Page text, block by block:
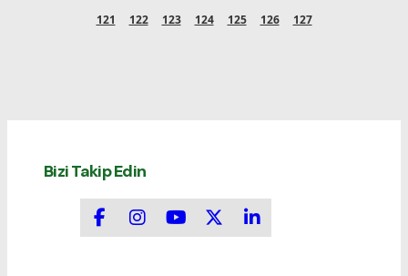
121
122 123 124 125 126 127
Bizi Takip Edin